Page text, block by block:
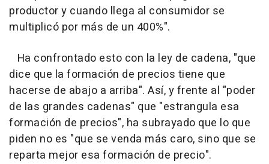
productor y cuando llega al consumidor se
multiplicó por más de un 400%".
Ha confrontado esto con la ley de cadena, "que
dice que la formación de precios tiene que
hacerse de abajo a arriba". Así, y frente al "poder
de las grandes cadenas" que "estrangula esa
formación de precios", ha subrayado que lo que
piden no es "que se venda más caro, sino que se
reparta mejor esa formación de precio".